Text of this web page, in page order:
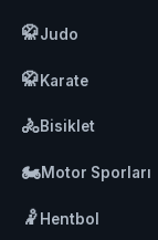
🥋Judo
🥋Karate
🚴Bisiklet
🏍️Motor Sporları
🤾 Hentbol